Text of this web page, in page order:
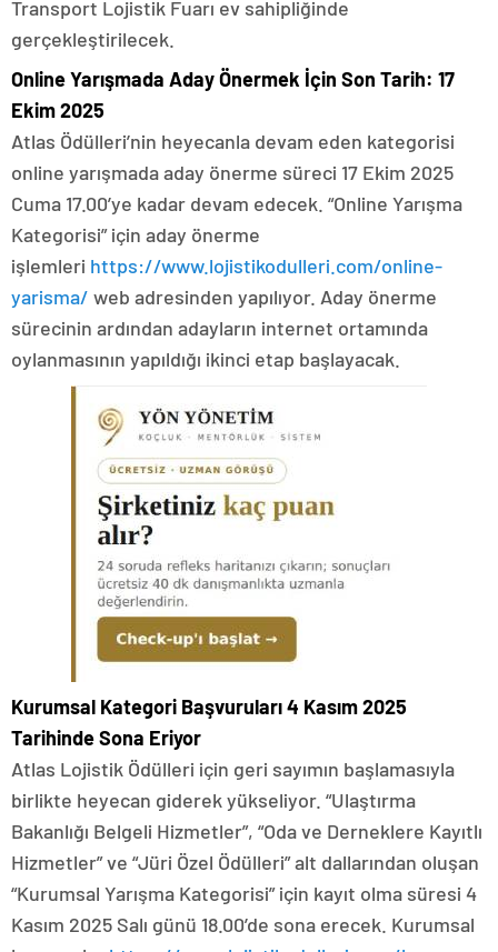
Transport Lojistik Fuarı ev sahipliğinde
gerçekleştirilecek.
Online Yarışmada Aday Önermek İçin Son Tarih: 17
Ekim 2025
Atlas Ödülleri’nin heyecanla devam eden kategorisi
online yarışmada aday önerme süreci 17 Ekim 2025
Cuma 17.00’ye kadar devam edecek. “Online Yarışma
Kategorisi” için aday önerme
işlemleri https://www.lojistikodulleri.com/online-
yarisma/ web adresinden yapılıyor. Aday önerme
sürecinin ardından adayların internet ortamında
oylanmasının yapıldığı ikinci etap başlayacak.
Kurumsal Kategori Başvuruları 4 Kasım 2025
Tarihinde Sona Eriyor
Atlas Lojistik Ödülleri için geri sayımın başlamasıyla
birlikte heyecan giderek yükseliyor. “Ulaştırma
Bakanlığı Belgeli Hizmetler”, “Oda ve Derneklere Kayıtlı
Hizmetler” ve “Jüri Özel Ödülleri” alt dallarından oluşan
“Kurumsal Yarışma Kategorisi” için kayıt olma süresi 4
Kasım 2025 Salı günü 18.00’de sona erecek. Kurumsal